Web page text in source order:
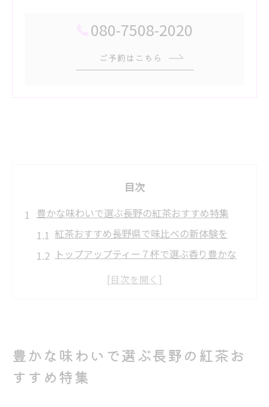
080-7508-2020
ご予約はこちら
目次
豊かな味わいで選ぶ長野の紅茶おすすめ特集
紅茶おすすめ長野県で味比べの新体験を
トップアップティー７杯で選ぶ香り豊かな
和紅茶も輸入紅茶も楽しめる長野県の魅力
和紅茶と輸入紅茶のトップアップティー７
豊かな味わいで選ぶ長野の紅茶お
すすめ特集